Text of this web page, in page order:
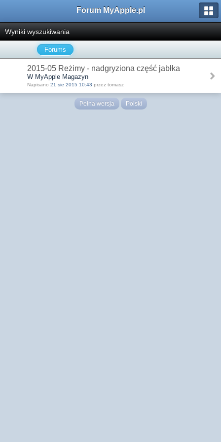
Forum MyApple.pl
Wyniki wyszukiwania
Forums
2015-05 Reżimy - nadgryziona część jabłka
W MyApple Magazyn
Napisano 21 sie 2015 10:43 przez tomasz
Pełna wersja Polski